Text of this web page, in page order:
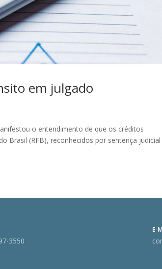
em julgado
o entendimento de que os créditos
Brasil (RFB), reconhecidos por sentença judicial
3550
E-